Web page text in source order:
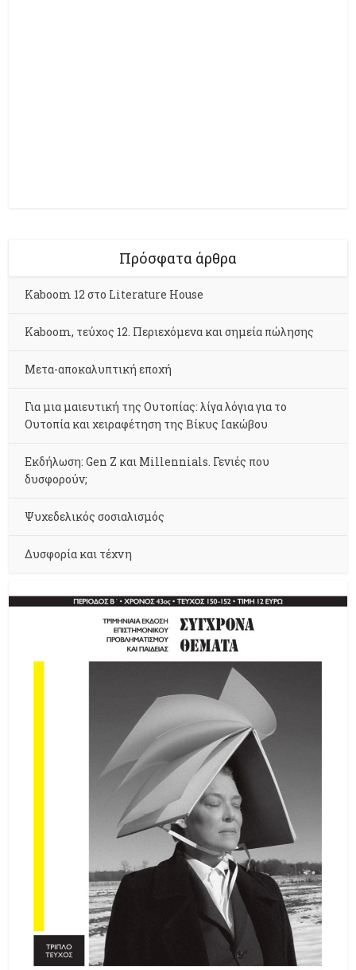
Πρόσφατα άρθρα
Kaboom 12 στο Literature House
Kaboom, τεύχος 12. Περιεχόμενα και σημεία πώλησης
Μετα-αποκαλυπτική εποχή
Για μια μαιευτική της Ουτοπίας: λίγα λόγια για το
Ουτοπία και χειραφέτηση της Βίκυς Ιακώβου
Εκδήλωση: Gen Z και Millennials. Γενιές που
δυσφορούν;
Ψυχεδελικός σοσιαλισμός
Δυσφορία και τέχνη